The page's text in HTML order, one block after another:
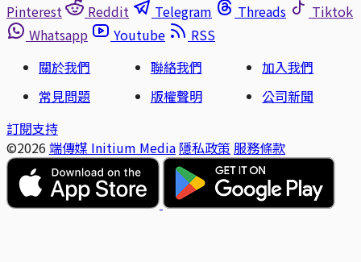
Pinterest
Reddit Telegram Threads
Tiktok
Whatsapp
Youtube
RSS
關於我們
聯絡我們
加入我們
常見問題
版權聲明
公司新聞
訂閱支持
©2026 端傳媒 Initium Media 隱私政策 服務條款